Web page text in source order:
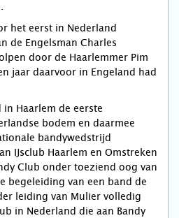
het eerst in Nederland
de Engelsman Charles
door de Haarlemmer Pim
jaar daarvoor in Engeland had
Haarlem de eerste
bodem en daarmee
bandywedstrijd
IJsclub Haarlem en Omstreken
Club onder toeziend oog van
begeleiding van een band de
leiding van Mulier volledig
in Nederland die aan Bandy